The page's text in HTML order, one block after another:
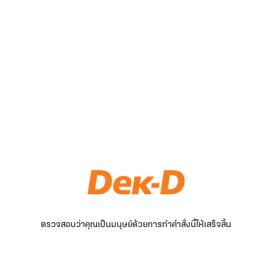
ตรวจสอบว่าคุณเป็นมนุษย์ด้วยการทำคำสั่งนี้ให้เสร็จสิ้น